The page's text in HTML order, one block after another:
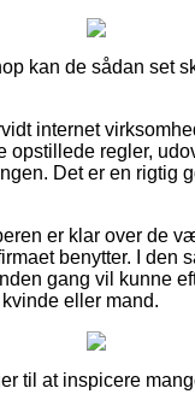
kan de sådan set
internet
regler,
Det er en rigtig
er klar over de
benytter. I
gang vil kunne
eller mand.
til at inspicere